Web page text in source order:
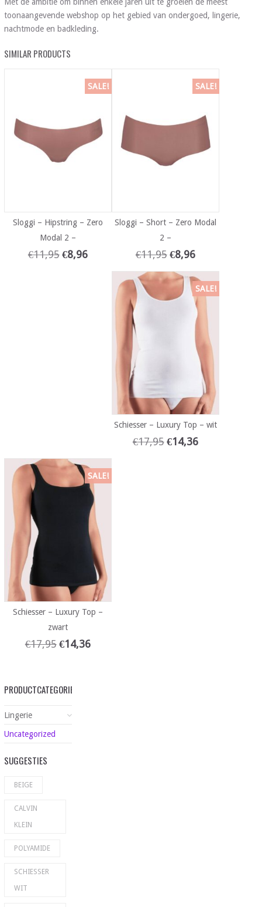
toonaangevende webshop op het gebied van ondergoed, lingerie,
nachtmode en badkleding.
SIMILAR PRODUCTS
SALE!
Sloggi – Hipstring – Zero
Modal 2 –
€11,95 €8,96
SALE!
Sloggi – Short – Zero Modal
2 –
€11,95 €8,96
SALE!
Schiesser – Luxury Top – wit
€17,95 €14,36
SALE!
Schiesser – Luxury Top –
zwart
€17,95 €14,36
PRODUCTCATEGORIEËN
Lingerie
Uncategorized
SUGGESTIES
BEIGE
CALVIN
KLEIN
POLYAMIDE
SCHIESSER
WIT